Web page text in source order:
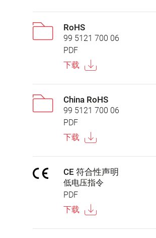
RoHS
99 5121 700 06
PDF
下载
China RoHS
99 5121 700 06
PDF
下载
CE 符合性声明
低电压指令
PDF
下载